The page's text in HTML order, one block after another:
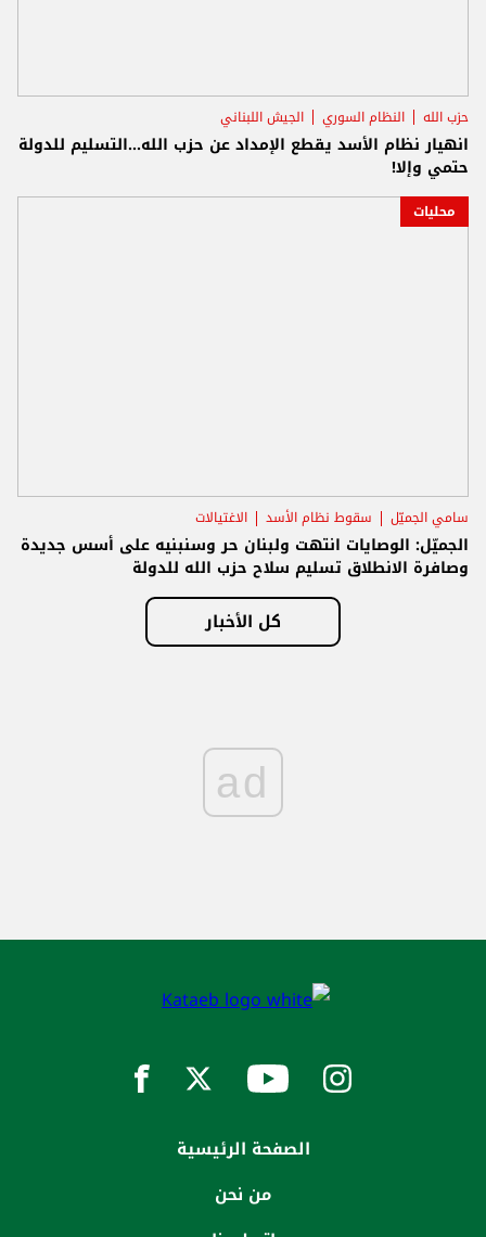
حزب الله النظام السوري الجيش اللبناني
انهيار نظام الأسد يقطع الإمداد عن حزب الله...التسليم للدولة
حتمي وإلا!
محليات
سامي الجميّل سقوط نظام الأسد الاغتيالات
الجميّل: الوصايات انتهت ولبنان حر وسنبنيه على أسس جديدة
وصافرة الانطلاق تسليم سلاح حزب الله للدولة
كل الأخبار
ad
الصفحة الرئيسية
من نحن